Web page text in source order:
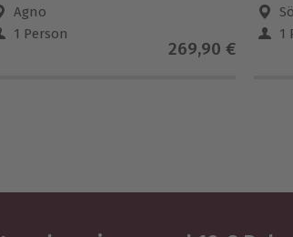
Agno
1 Person
269,90 €
1